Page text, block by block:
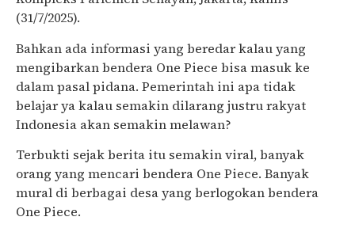
(31/7/2025).
Bahkan ada informasi yang beredar kalau yang
mengibarkan bendera One Piece bisa masuk ke
dalam pasal pidana. Pemerintah ini apa tidak
belajar ya kalau semakin dilarang justru rakyat
Indonesia akan semakin melawan?
Terbukti sejak berita itu semakin viral, banyak
orang yang mencari bendera One Piece. Banyak
mural di berbagai desa yang berlogokan bendera
One Piece.